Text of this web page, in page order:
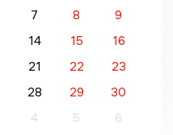
7 8
9
14 15
16
21 22
23
28 29
30
4 5 6